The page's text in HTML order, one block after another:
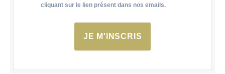
cliquant sur le lien présent dans nos emails.
JE M'INSCRIS